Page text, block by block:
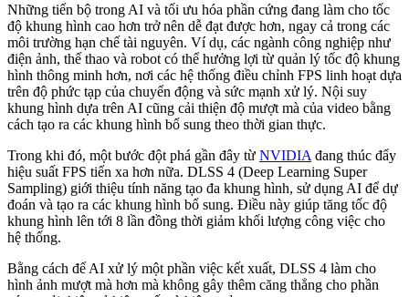
Những tiến bộ trong AI và tối ưu hóa phần cứng đang làm cho tốc
độ khung hình cao hơn trở nên dễ đạt được hơn, ngay cả trong các
môi trường hạn chế tài nguyên. Ví dụ, các ngành công nghiệp như
điện ảnh, thể thao và robot có thể hưởng lợi từ quản lý tốc độ khung
hình thông minh hơn, nơi các hệ thống điều chỉnh FPS linh hoạt dựa
trên độ phức tạp của chuyển động và sức mạnh xử lý. Nội suy
khung hình dựa trên AI cũng cải thiện độ mượt mà của video bằng
cách tạo ra các khung hình bổ sung theo thời gian thực.
Trong khi đó, một bước đột phá gần đây từ NVIDIA đang thúc đẩy
hiệu suất FPS tiến xa hơn nữa. DLSS 4 (Deep Learning Super
Sampling) giới thiệu tính năng tạo đa khung hình, sử dụng AI để dự
đoán và tạo ra các khung hình bổ sung. Điều này giúp tăng tốc độ
khung hình lên tới 8 lần đồng thời giảm khối lượng công việc cho
hệ thống.
Bằng cách để AI xử lý một phần việc kết xuất, DLSS 4 làm cho
hình ảnh mượt mà hơn mà không gây thêm căng thẳng cho phần